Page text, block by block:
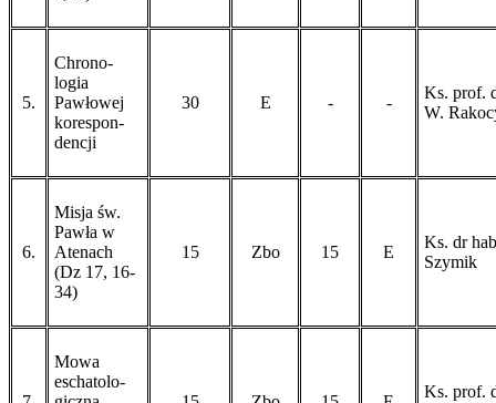
5.
Chrono-
logia
Pawłowej
korespon-
dencji
30 E - -
Ks. prof.
W.
6.
Misja św.
Pawła w
Atenach
(Dz 17, 16-
34)
15 Zbo 15 E
Ks. dr
Szymik
Mowa
eschatolo-
Ks. prof.